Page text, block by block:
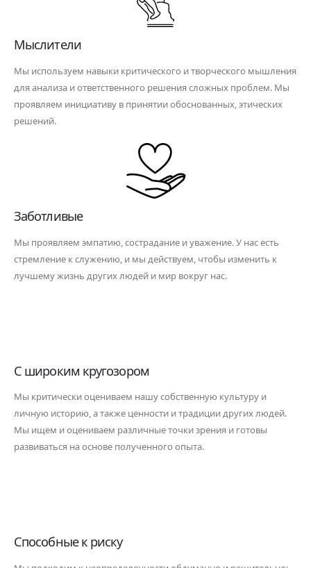
Мыслители
Мы используем навыки критического и творческого мышления
для анализа и ответственного решения сложных проблем. Мы
проявляем инициативу в принятии обоснованных, этических
решений.
Заботливые
Мы проявляем эмпатию, сострадание и уважение. У нас есть
стремление к служению, и мы действуем, чтобы изменить к
лучшему жизнь других людей и мир вокруг нас.
С широким кругозором
Мы критически оцениваем нашу собственную культуру и
личную историю, а также ценности и традиции других людей.
Мы ищем и оцениваем различные точки зрения и готовы
развиваться на основе полученного опыта.
Способные к риску